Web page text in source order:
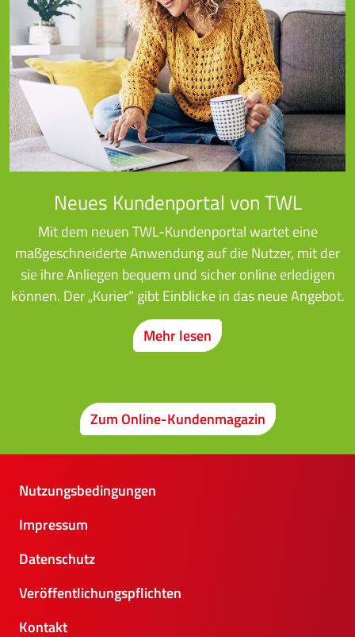
Neues Kundenportal von TWL
Mit dem neuen TWL-Kundenportal wartet eine
maßgeschneiderte Anwendung auf die Nutzer, mit der
sie ihre Anliegen bequem und sicher online erledigen
können. Der „Kurier“ gibt Einblicke in das neue Angebot.
Mehr lesen
Zum Online-Kundenmagazin
Nutzungsbedingungen
Impressum
Datenschutz
Veröffentlichungspflichten
Kontakt